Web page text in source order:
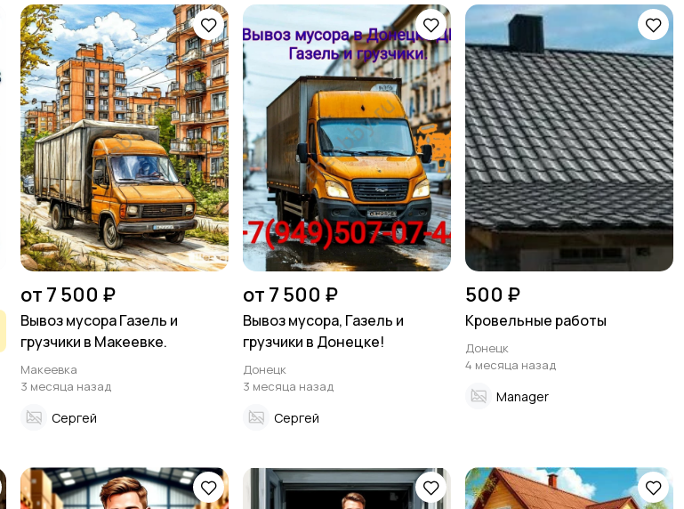
от 7 500 ₽
Вывоз мусора Газель и
грузчики в Макеевке.
Макеевка
3 месяца назад
Сергей
от 7 500 ₽
Вывоз мусора, Газель и
грузчики в Донецке!
Донецк
3 месяца назад
Сергей
500 ₽
Кровельные работы
Донецк
4 месяца назад
Manager